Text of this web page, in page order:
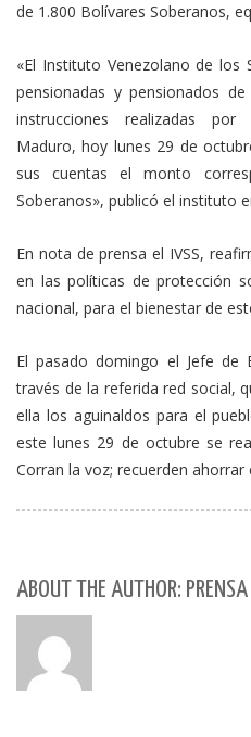
de 1.800 Bolívares Soberanos,
«El Instituto Venezolano de los
pensionadas y pensionados
instrucciones realizadas
Maduro, hoy lunes 29 de
sus cuentas el monto
Soberanos», publicó el instituto
En nota de prensa el IVSS,
en las políticas de protección
nacional, para el bienestar de
El pasado domingo el Jefe de
través de la referida red social,
ella los aguinaldos para el
este lunes 29 de octubre se
Corran la voz; recuerden ahorrar
ABOUT THE AUTHOR: PRENSA